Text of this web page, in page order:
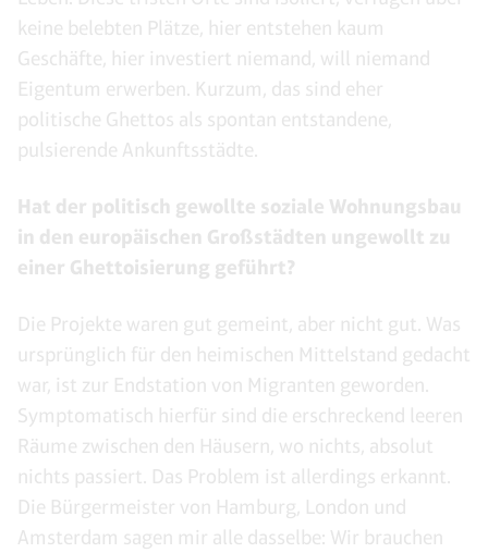
keine belebten Plätze, hier entstehen kaum
Geschäfte, hier investiert niemand, will niemand
Eigentum erwerben. Kurzum, das sind eher
politische Ghettos als spontan entstandene,
pulsierende Ankunftsstädte.
Hat der politisch gewollte soziale Wohnungsbau
in den europäischen Großstädten ungewollt zu
einer Ghettoisierung geführt?
Die Projekte waren gut gemeint, aber nicht gut. Was
ursprünglich für den heimischen Mittelstand gedacht
war, ist zur Endstation von Migranten geworden.
Symptomatisch hierfür sind die erschreckend leeren
Räume zwischen den Häusern, wo nichts, absolut
nichts passiert. Das Problem ist allerdings erkannt.
Die Bürgermeister von Hamburg, London und
Amsterdam sagen mir alle dasselbe: Wir brauchen